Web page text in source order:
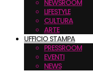
NEWSROOM
LIFESTYLE
CULTURA
ARTE
UFFICIO STAMPA
PRESSROOM
EVENTI
NEWS